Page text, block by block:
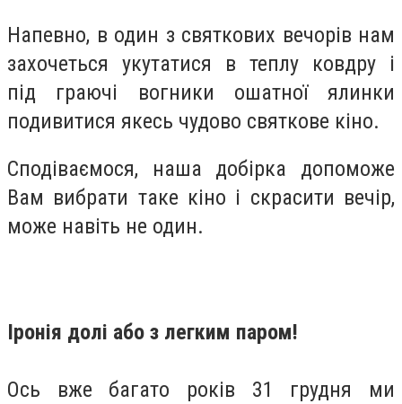
Напевно, в один з святкових вечорів нам
захочеться укутатися в теплу ковдру і
під граючі вогники ошатної ялинки
подивитися якесь чудово святкове кіно.
Сподіваємося, наша добірка допоможе
Вам вибрати таке кіно і скрасити вечір,
може навіть не один.
Іронія долі або з легким паром!
Ось вже багато років 31 грудня ми